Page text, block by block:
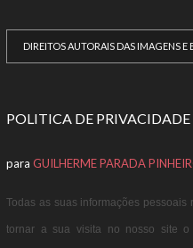
DIREITOS AUTORAIS DAS IMAGENS E
POLITICA DE PRIVACIDADE
para GUILHERME PARADA
Todas as suas informações
tornar a sua visita no nosso site o